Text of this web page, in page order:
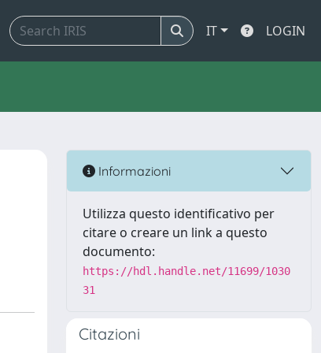
IT LOGIN
Informazioni
Utilizza questo identificativo per
citare o creare un link a questo
documento:
https://hdl.handle.net/11699/1030
31
Citazioni